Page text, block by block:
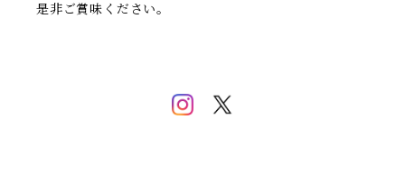
是非ご賞味ください。